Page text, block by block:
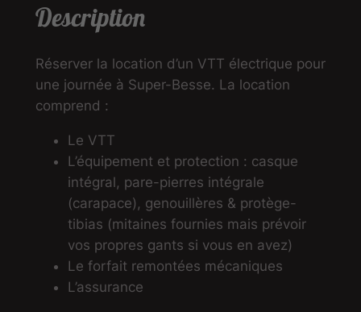
Description
Réserver la location d’un VTT électrique pour
une journée à Super-Besse. La location
comprend :
Le VTT
L’équipement et protection : casque
intégral, pare-pierres intégrale
(carapace), genouillères & protège-
tibias (mitaines fournies mais prévoir
vos propres gants si vous en avez)
Le forfait remontées mécaniques
L’assurance